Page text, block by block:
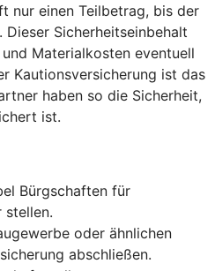
nur einen Teilbetrag, bis der
Sicherheitseinbehalt
Materialkosten eventuell
Kautionsversicherung ist das
haben so die Sicherheit,
ist.
Bürgschaften für
stellen.
oder ähnlichen
abschließen.